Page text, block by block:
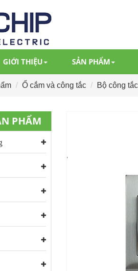
GIỚI THIỆU SẢN PHẨM
Ổ cắm và công tắc Bộ công
PHẨM